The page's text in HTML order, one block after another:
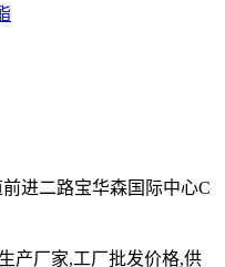
进二路宝华森国际中心C
产厂家,工厂批发价格,供